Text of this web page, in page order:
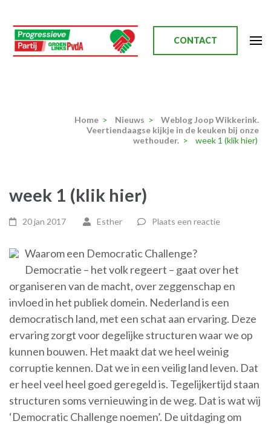
naar
inhoud
(Druk
CONTACT
Home > Nieuws >
Weblog Joop Wikkerink.
Veertiendaagse kijkje in de keuken bij onze
wethouder. > week 1 (klik hier)
week 1 (klik hier)
20 jan 2017 Esther Plaats een reactie
Waarom een Democratic Challenge?
Democratie – het volk regeert – gaat over het
organiseren van de macht, over zeggenschap en
invloed in het publiek domein. Nederland is een
democratisch land, met een schat aan ervaring. Deze
ervaring zorgt voor degelijke structuren waar we op
kunnen bouwen. Het maakt dat we heel weinig
corruptie kennen. Dat we in een veilig land leven. Dat
er heel veel heel goed geregeld is. Tegelijkertijd staan
structuren soms vernieuwing in de weg. Dat is wat wij
‘Democratic Challenge noemen’. De uitdaging om